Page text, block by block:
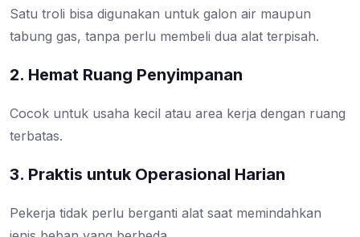
Satu troli bisa digunakan untuk galon air maupun
tabung gas, tanpa perlu membeli dua alat terpisah.
2. Hemat Ruang Penyimpanan
Cocok untuk usaha kecil atau area kerja dengan ruang
terbatas.
3. Praktis untuk Operasional Harian
Pekerja tidak perlu berganti alat saat memindahkan